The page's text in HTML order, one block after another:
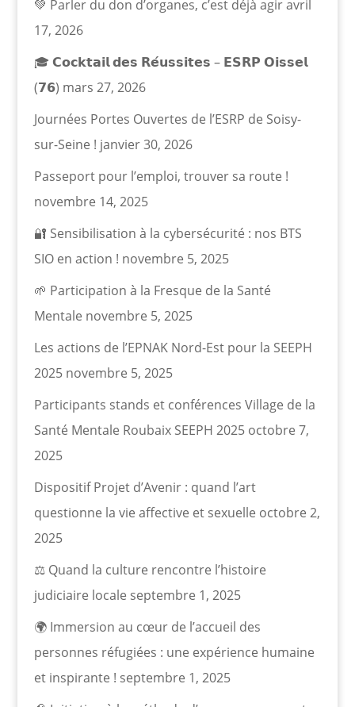
💚 Parler du don d’organes, c’est déjà agir avril
17, 2026
🎓 𝗖𝗼𝗰𝗸𝘁𝗮𝗶𝗹 𝗱𝗲𝘀 𝗥𝗲́𝘂𝘀𝘀𝗶𝘁𝗲𝘀 – 𝗘𝗦𝗥𝗣 𝗢𝗶𝘀𝘀𝗲𝗹
(𝟳𝟲) mars 27, 2026
Journées Portes Ouvertes de l’ESRP de Soisy-
sur-Seine ! janvier 30, 2026
Passeport pour l’emploi, trouver sa route !
novembre 14, 2025
🔐 Sensibilisation à la cybersécurité : nos BTS
SIO en action ! novembre 5, 2025
🌱 Participation à la Fresque de la Santé
Mentale novembre 5, 2025
Les actions de l’EPNAK Nord-Est pour la SEEPH
2025 novembre 5, 2025
Participants stands et conférences Village de la
Santé Mentale Roubaix SEEPH 2025 octobre 7,
2025
Dispositif Projet d’Avenir : quand l’art
questionne la vie affective et sexuelle octobre 2,
2025
⚖️ Quand la culture rencontre l’histoire
judiciaire locale septembre 1, 2025
🌍 Immersion au cœur de l’accueil des
personnes réfugiées : une expérience humaine
et inspirante ! septembre 1, 2025